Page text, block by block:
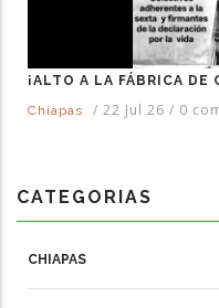
¡ALTO A LA FÁBRICA DE
Chiapas
/ 22 Jul 26 / 0
CATEGORIAS
CHIAPAS